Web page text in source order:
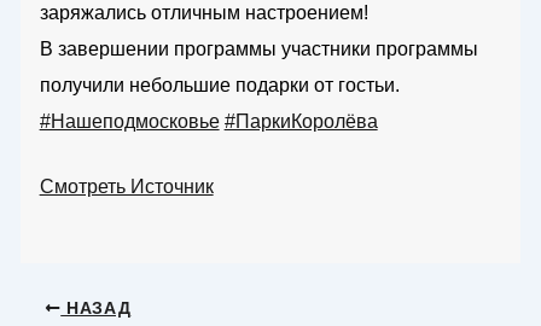
заряжались отличным настроением!
В завершении программы участники программы
получили небольшие подарки от гостьи.
#Нашеподмосковье #ПаркиКоролёва
Смотреть Источник
НАЗАД